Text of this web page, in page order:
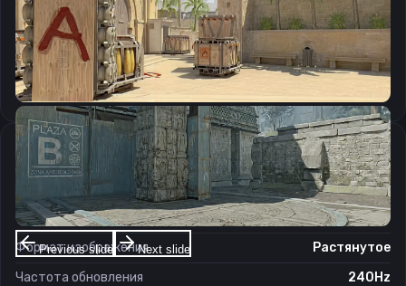
Previous slide Next slide
Чувствительность мыши в Windows:
6/11
Ускорение мыши:
0
m_rawinput:
1
Настройки экрана
Разрешение
1024×768
Соотношение сторон
4:3
Формат изображения
Растянутое
Частота обновления
240Hz